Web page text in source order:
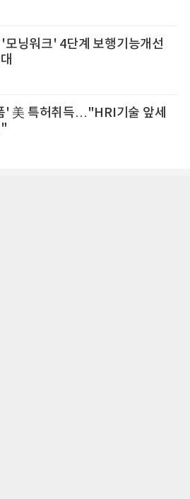
모닝워크' 4단계 보행기능개선
' 美 특허취득…"HRI기술 앞세